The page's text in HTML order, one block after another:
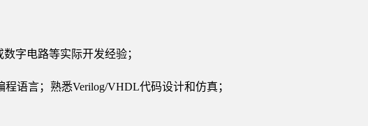
字电路等实际开发经验；
语言；熟悉Verilog/VHDL代码设计和仿真；